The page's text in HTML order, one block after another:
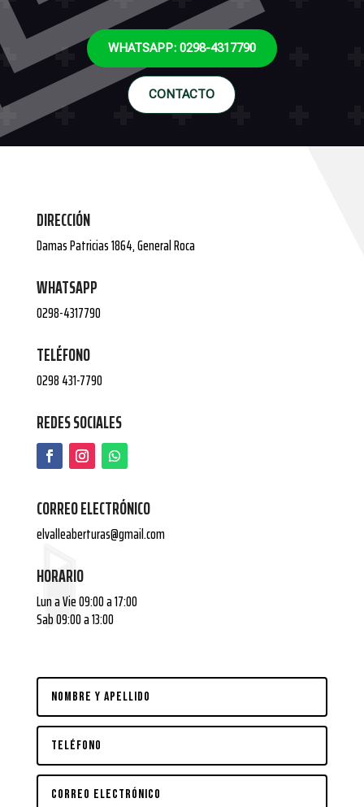
WHATSAPP: 0298-4317790
CONTACTO
DIRECCIÓN
Damas Patricias 1864, General Roca
WHATSAPP
0298-4317790
TELÉFONO
0298 431-7790
REDES SOCIALES
CORREO ELECTRÓNICO
elvalleaberturas@gmail.com
HORARIO
Lun a Vie 09:00 a 17:00
Sab 09:00 a 13:00